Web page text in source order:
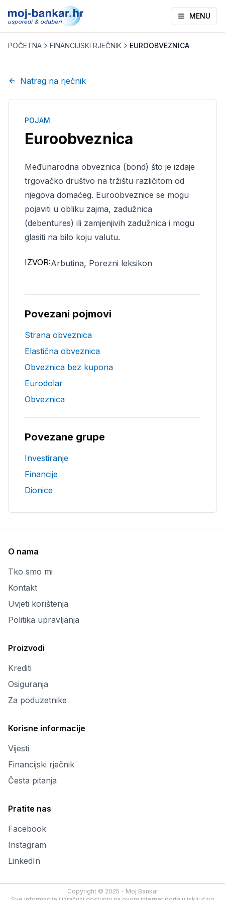
MENU
POČETNA FINANCIJSKI RJEČNIK EUROOBVEZNICA
Natrag na rječnik
POJAM
Euroobveznica
Međunarodna obveznica (bond) što je izdaje
trgovačko društvo na tržištu različitom od
njegova domaćeg. Euroobveznice se mogu
pojaviti u obliku zajma, zadužnica
(debentures) ili zamjenjivih zadužnica i mogu
glasiti na bilo koju valutu.
IZVOR:Arbutina, Porezni leksikon
Povezani pojmovi
Strana obveznica
Elastična obveznica
Obveznica bez kupona
Eurodolar
Obveznica
Povezane grupe
Investiranje
Financije
Dionice
O nama
Tko smo mi
Kontakt
Uvjeti korištenja
Politika upravljanja
Proizvodi
Krediti
Osiguranja
Za poduzetnike
Korisne informacije
Vijesti
Financijski rječnik
Česta pitanja
Pratite nas
Facebook
Instagram
LinkedIn
Copyright © 2025 - Moj Bankar